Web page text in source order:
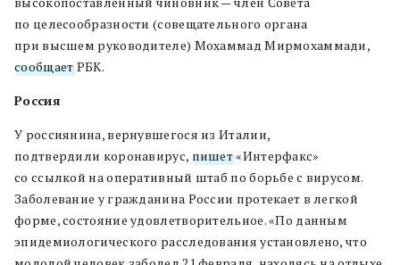
по целесообразности (совещательного органа
при высшем руководителе) Мохаммад Мирмохаммади,
сообщаетРБК.
Россия
У россиянина, вернувшегося из Италии,
подтвердили коронавирус, пишет«Интерфакс»
со ссылкой на оперативный штаб по борьбе с вирусом.
Заболевание у гражданина России протекает в легкой
форме, состояние удовлетворительное. «По данным
эпидемиологического расследования установлено, что